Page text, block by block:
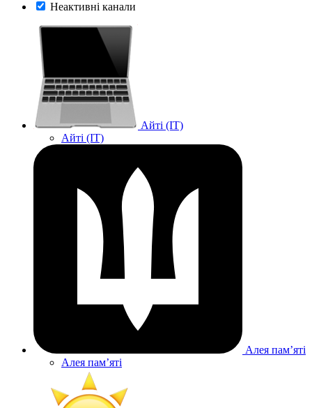
Неактивні канали
Айті (IT)
Айті (IT)
Алея памʼяті
Алея памʼяті